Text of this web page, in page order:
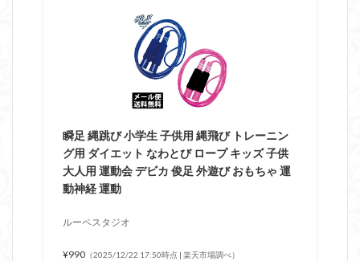
瞬足 縄跳び 小学生 子供用 縄飛び トレーニン
グ用 ダイエット なわとび ロープ キッズ 子供
大人用 運動会 デビカ 俊足 外遊び おもちゃ 運
動神経 運動
ルーペスタジオ
¥990 （2025/12/22 17:50時点 | 楽天市場調べ）